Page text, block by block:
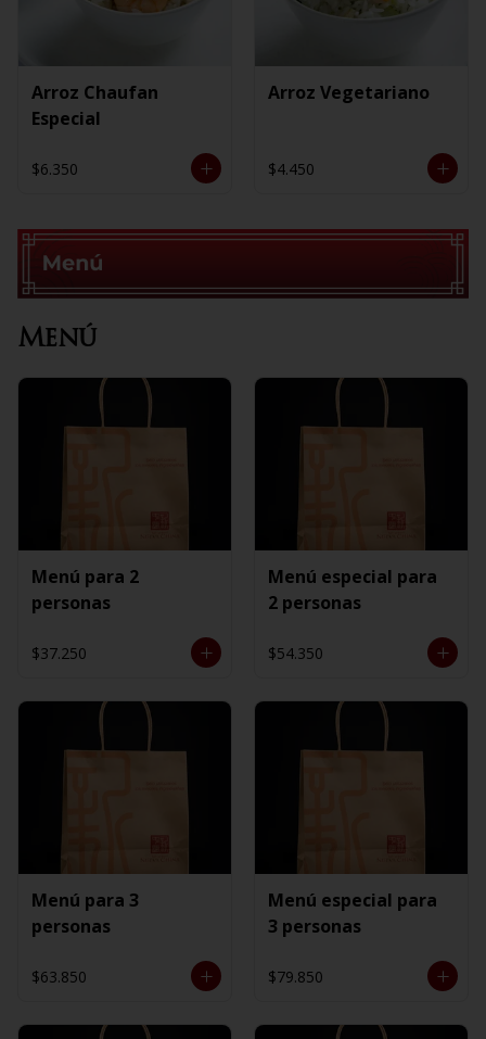
Arroz Chaufan
Especial
$6.350
Arroz Vegetariano
$4.450
Menú
Menú para 2
personas
$37.250
Menú especial para
2 personas
$54.350
Menú para 3
personas
$63.850
Menú especial para
3 personas
$79.850